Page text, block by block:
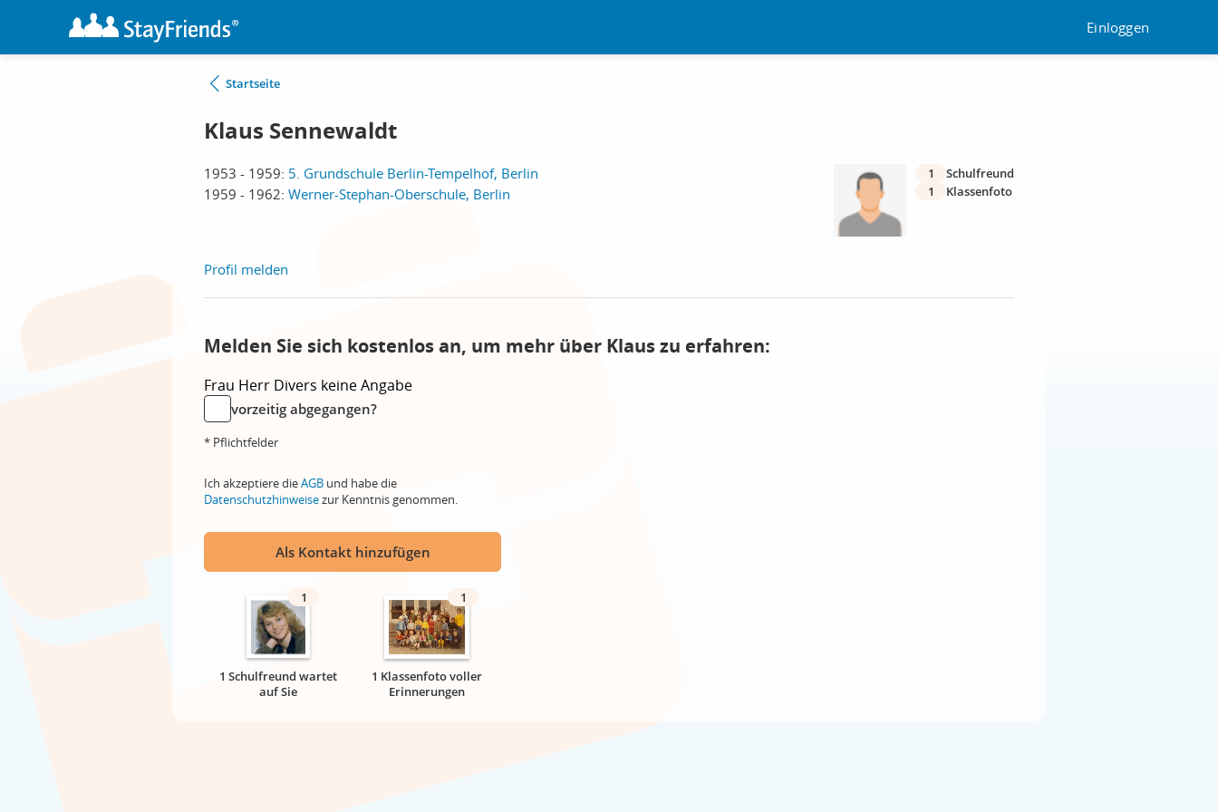
Einloggen
Startseite
Klaus Sennewaldt
1953 - 1959: 5. Grundschule Berlin-Tempelhof, Berlin
1959 - 1962: Werner-Stephan-Oberschule, Berlin
1
Schulfreund
1
Klassenfoto
Profil melden
Melden Sie sich kostenlos an, um mehr über Klaus zu erfahren:
Frau Herr Divers keine Angabe
vorzeitig abgegangen?
* Pflichtfelder
Ich akzeptiere dieAGB und habe die
Datenschutzhinweisezur Kenntnis genommen.
Als Kontakt hinzufügen
1
1 Schulfreund wartet
auf Sie
1
1 Klassenfoto voller
Erinnerungen